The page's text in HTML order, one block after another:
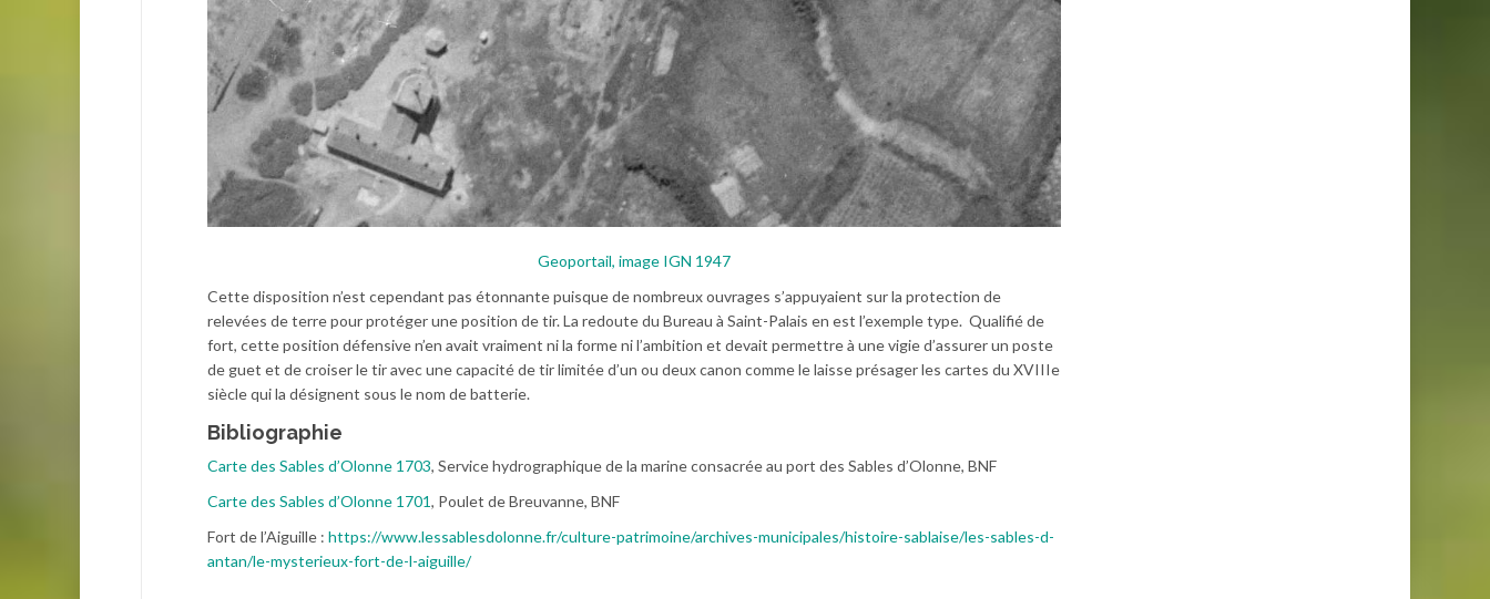
Geoportail, image IGN 1947
Cette disposition n’est cependant pas étonnante puisque de nombreux ouvrages s’appuyaient sur la protection de
relevées de terre pour protéger une position de tir. La redoute du Bureau à Saint-Palais en est l’exemple type. Qualifié de
fort, cette position défensive n’en avait vraiment ni la forme ni l’ambition et devait permettre à une vigie d’assurer un poste
de guet et de croiser le tir avec une capacité de tir limitée d’un ou deux canon comme le laisse présager les cartes du XVIIIe
siècle qui la désignent sous le nom de batterie.
Bibliographie
Carte des Sables d’Olonne 1703, Service hydrographique de la marine consacrée au port des Sables d’Olonne, BNF
Carte des Sables d’Olonne 1701, Poulet de Breuvanne, BNF
Fort de l’Aiguille : https://www.lessablesdolonne.fr/culture-patrimoine/archives-municipales/histoire-sablaise/les-sables-d-
antan/le-mysterieux-fort-de-l-aiguille/